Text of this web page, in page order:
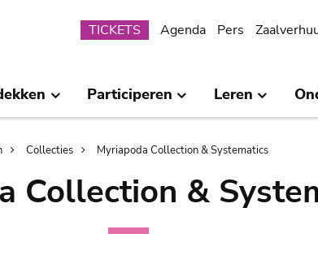
Submenu
TICKETS Agenda Pers
Participeren Leren
Collecties Myriapoda Collection & Systematics
Collection &